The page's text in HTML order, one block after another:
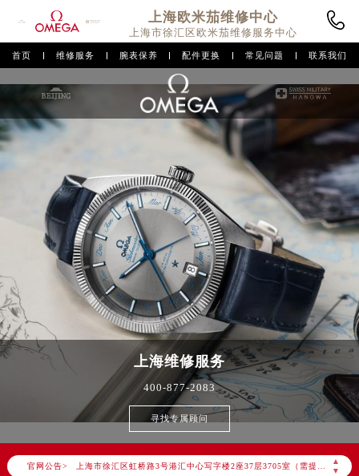
上海欧米茄维修中心
上海市徐汇区欧米茄维修服务中心
首页 维修服务 腕表保养 配件更换 常见问题 联系我们
上海维修服务
400-877-2083
寻找专属顾问
官网公告>
▲
▼
2026年6月欧米茄上海市售后服务网络优化升级公告
2026年6月上海市欧米茄官方售后客户服务热线：400-877-2083
2026年6月欧米茄售后服务中心最新网点地址：